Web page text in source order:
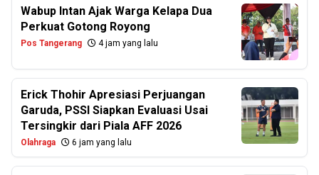
Wabup Intan Ajak Warga Kelapa Dua
Perkuat Gotong Royong
Pos Tangerang 4 jam yang lalu
Erick Thohir Apresiasi Perjuangan
Garuda, PSSI Siapkan Evaluasi Usai
Tersingkir dari Piala AFF 2026
Olahraga 6 jam yang lalu